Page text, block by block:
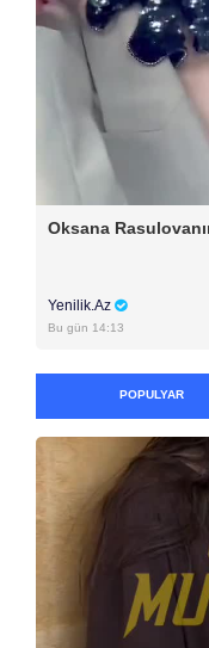
Oksana
Yenilik.Az
Bu gün 14:13
POPULYAR